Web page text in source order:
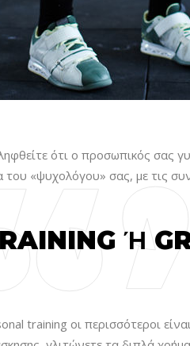
ότι ο προσωπικός σας
«ψυχολόγου» σας, με τις
Ή
training οι περισσότεροι